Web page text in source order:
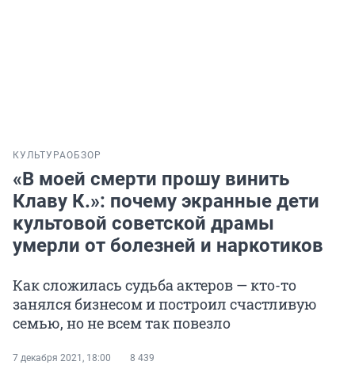
КУЛЬТУРАОБЗОР
«В моей смерти прошу винить
Клаву К.»: почему экранные дети
культовой советской драмы
умерли от болезней и наркотиков
Как сложилась судьба актеров — кто-то
занялся бизнесом и построил счастливую
семью, но не всем так повезло
7 декабря 2021, 18:00 8 439